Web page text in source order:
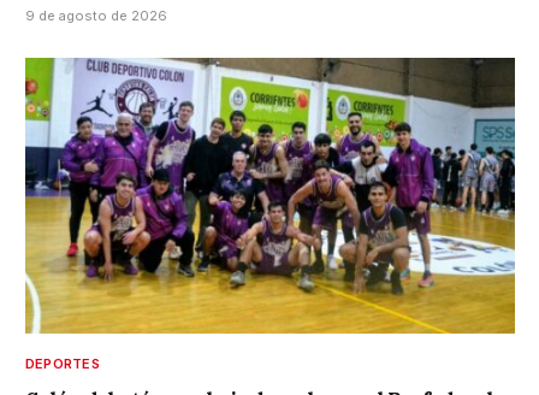
9 de agosto de 2026
DEPORTES